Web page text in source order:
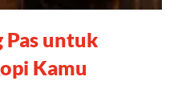
Pas untuk
Kamu